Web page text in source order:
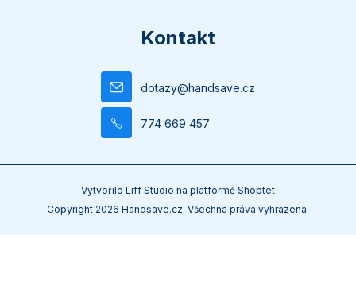
Kontakt
dotazy@handsave.cz
774 669 457
Vytvořilo Liff Studio na platformě Shoptet
Copyright 2026 Handsave.cz. Všechna práva vyhrazena.